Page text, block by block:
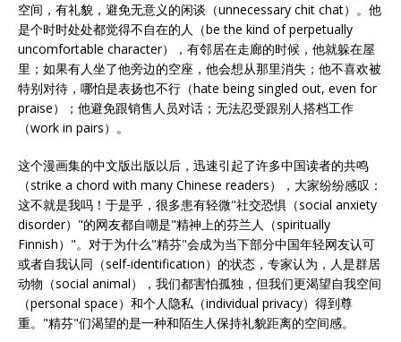
空间，有礼貌，避免无意义的闲谈（unnecessary chit chat）。他
是个时时处处都觉得不自在的人（be the kind of perpetually
uncomfortable character），有邻居在走廊的时候，他就躲在屋
里；如果有人坐了他旁边的空座，他会想从那里消失；他不喜欢被
特别对待，哪怕是表扬也不行（hate being singled out, even for
praise）；他避免跟销售人员对话；无法忍受跟别人搭档工作
（work in pairs）。
这个漫画集的中文版出版以后，迅速引起了许多中国读者的共鸣
（strike a chord with many Chinese readers），大家纷纷感叹：
这不就是我吗！于是乎，很多患有轻微"社交恐惧（social anxiety
disorder）"的网友都自嘲是"精神上的芬兰人（spiritually
Finnish）"。对于为什么"精芬"会成为当下部分中国年轻网友认可
或者自我认同（self-identification）的状态，专家认为，人是群居
动物（social animal），我们都害怕孤独，但我们更渴望自我空间
（personal space）和个人隐私（individual privacy）得到尊
重。"精芬"们渴望的是一种和陌生人保持礼貌距离的空间感。